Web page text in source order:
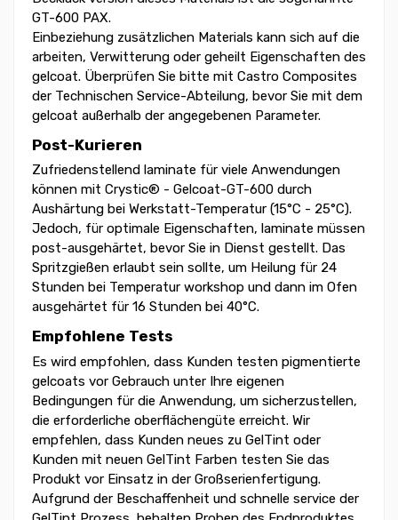
GT-600 PAX.
Einbeziehung zusätzlichen Materials kann sich auf die
arbeiten, Verwitterung oder geheilt Eigenschaften des
gelcoat. Überprüfen Sie bitte mit Castro Composites
der Technischen Service-Abteilung, bevor Sie mit dem
gelcoat außerhalb der angegebenen Parameter.
Post-Kurieren
Zufriedenstellend laminate für viele Anwendungen
können mit Crystic® - Gelcoat-GT-600 durch
Aushärtung bei Werkstatt-Temperatur (15°C - 25°C).
Jedoch, für optimale Eigenschaften, laminate müssen
post-ausgehärtet, bevor Sie in Dienst gestellt. Das
Spritzgießen erlaubt sein sollte, um Heilung für 24
Stunden bei Temperatur workshop und dann im Ofen
ausgehärtet für 16 Stunden bei 40°C.
Empfohlene Tests
Es wird empfohlen, dass Kunden testen pigmentierte
gelcoats vor Gebrauch unter Ihre eigenen
Bedingungen für die Anwendung, um sicherzustellen,
die erforderliche oberflächengüte erreicht. Wir
empfehlen, dass Kunden neues zu GelTint oder
Kunden mit neuen GelTint Farben testen Sie das
Produkt vor Einsatz in der Großserienfertigung.
Aufgrund der Beschaffenheit und schnelle service der